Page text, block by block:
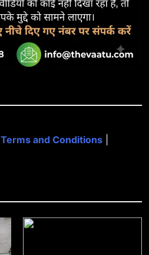
Terms and Conditions